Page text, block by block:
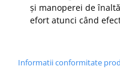
și manoperei de
efort atunci când
Informatii conformitate